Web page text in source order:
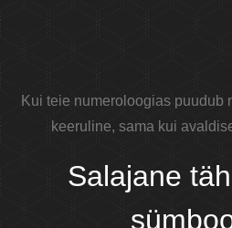
Kui teie numeroloogias puudub
keeruline, sama kui
Salajane